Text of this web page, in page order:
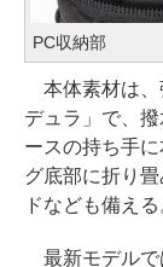
PC収納部
本体素材は、
デュラ」で、
ースの持ち手
グ底部に折り
ドなども備える
最新モデルで